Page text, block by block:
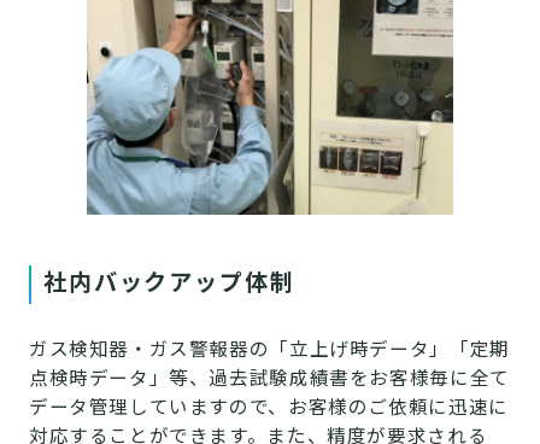
社内バックアップ体制
ガス検知器・ガス警報器の「立上げ時データ」「定期
点検時データ」等、過去試験成績書をお客様毎に全て
データ管理していますので、お客様のご依頼に迅速に
対応することができます。また、精度が要求される